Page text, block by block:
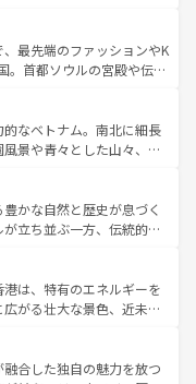
報
しい。
おり、サーフィンやダイ
ドア好きにはたまらな
を存分に味わいつくそ
湾東部など、都市の喧騒
訪れる人に新しい発見と
奥深い台湾の食文化も魅
、バラエティ豊かな料理
湾情報は コンテンツ一覧を参
最先端のファッションやK
。首都ソウルの宮殿や伝統
の自然美を楽しむことが
絶品のストリートフード
ている。夜には、韓国な
彩な魅力を心ゆくまで味
なお、新着の韓国情報はコンテンツ一
なベトナム。南北に細長
景や青々とした山々、世
ハノイの古い町並みやホ
建物も、独特の雰囲気を
ィの豊かさとおいしさで
ナムコーヒーなどは、ぜ
訪れてもあたたかい人々
っと忘れられない旅にな
かな自然と歴史が息づく
立ち並ぶ一方、伝統的な
チェンマイなどの山岳地
ーケットやクラビの美し
ことができる。タイ料理
の季節にも異なる楽しみ
の人々、仏教を中心とし
は、特有のエネルギーを
がる壮大な景色、近未来
。観光スポットが密集し
るのも魅力。息をのむよ
合した独自の魅力を放つ